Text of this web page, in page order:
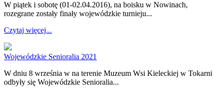
W piątek i sobotę (01-02.04.2016), na boisku w Nowinach,
rozegrane zostały finały wojewódzkie turnieju...
Czytaj więcej...
Wojewódzkie Senioralia 2021
W dniu 8 września w na terenie Muzeum Wsi Kieleckiej w Tokarni
odbyły się Wojewódzkie Senioralia...